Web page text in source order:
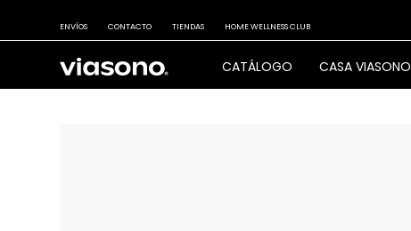
CATÁLOGO CASA VIASONO
ENVÍOS CONTACTO TIENDAS HOME WELLNESS CLUB